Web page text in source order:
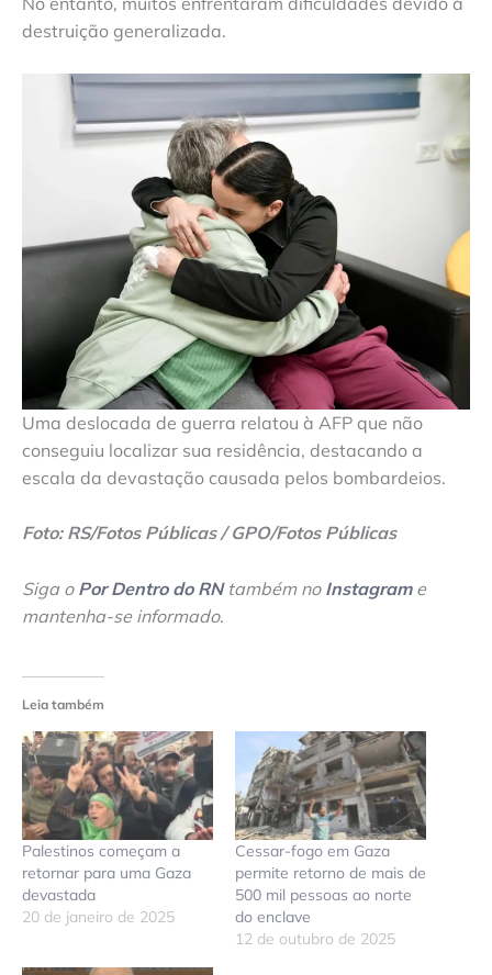
destruição generalizada.
Uma deslocada de guerra relatou à AFP que não
conseguiu localizar sua residência, destacando a
escala da devastação causada pelos bombardeios.
Foto: RS/Fotos Públicas / GPO/Fotos Públicas
Siga o Por Dentro do RNtambém no Instagrame
mantenha-se informado.
Leia também
Palestinos começam a
retornar para uma Gaza
devastada
20 de janeiro de 2025
Cessar-fogo em Gaza
permite retorno de mais de
500 mil pessoas ao norte
do enclave
12 de outubro de 2025